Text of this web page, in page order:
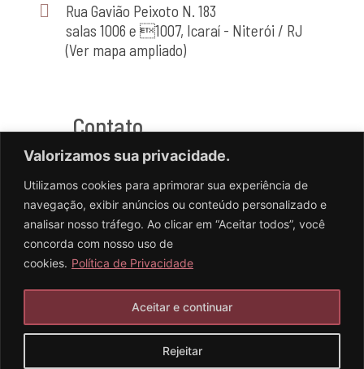
Valorizamos sua privacidade.
Utilizamos cookies para aprimorar sua experiência de
navegação, exibir anúncios ou conteúdo personalizado e
analisar nosso tráfego. Ao clicar em “Aceitar todos”, você
concorda com nosso uso de
cookies. Política de Privacidade
Rejeitar
Aceitar e continuar
Rua Gavião Peixoto N. 183
salas 1006 e 1007, Icaraí - Niterói / RJ
(Ver mapa ampliado)
Contato
(21) 2714-4464
(21) 98556-2741
n
L
i